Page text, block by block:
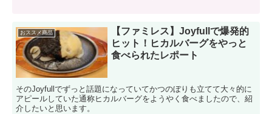
おススメ商品
【ファミレス】Joyfullで爆発的
ヒット！ヒカルバーグをやっと
食べられたレポート
そのJoyfullでずっと話題になっていてかつのぼりも立てて大々的に
アピールしていた通称ヒカルバーグをようやく食べましたので、紹
介したいと思います。